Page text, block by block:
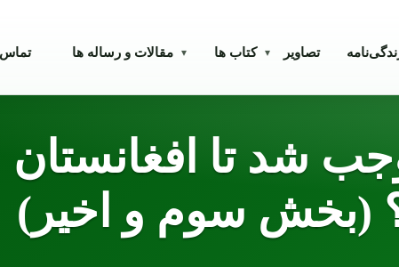
زندگی‌نامه
شد تا افغانستان
(بخش سوم و اخیر)